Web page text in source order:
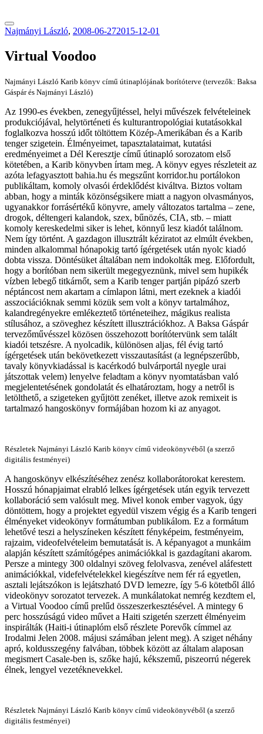
Najmányi László, 2008-06-272015-12-01
Virtual Voodoo
Najmányi László Karib könyv című útinaplójának borítóterve (tervezők: Baksa
Gáspár és Najmányi László)
Az 1990-es években, zenegyűjtéssel, helyi művészek felvételeinek
produkciójával, helytörténeti és kulturantropológiai kutatásokkal
foglalkozva hosszú időt töltöttem Közép-Amerikában és a Karib
tenger szigetein. Élményeimet, tapasztalataimat, kutatási
eredményeimet a Dél Keresztje című útinapló sorozatom első
kötetében, a Karib könyvben írtam meg. A könyv egyes részleteit az
azóta lefagyasztott bahia.hu és megszűnt korridor.hu portálokon
publikáltam, komoly olvasói érdeklődést kiváltva. Biztos voltam
abban, hogy a minták közönségsikere miatt a nagyon olvasmányos,
ugyanakkor forrásértékű könyvre, amely változatos tartalma – zene,
drogok, déltengeri kalandok, szex, bűnözés, CIA, stb. – miatt
komoly kereskedelmi siker is lehet, könnyű lesz kiadót találnom.
Nem így történt. A gazdagon illusztrált kéziratot az elmúlt években,
minden alkalommal hónapokig tartó ígérgetések után nyolc kiadó
dobta vissza. Döntésüket általában nem indokolták meg. Előfordult,
hogy a borítóban nem sikerült megegyeznünk, mivel sem hupikék
vízben lebegő titkárnőt, sem a Karib tenger partján pipázó szerb
néptáncost nem akartam a címlapon látni, mert ezeknek a kiadói
asszociációknak semmi közük sem volt a könyv tartalmához,
kalandregényekre emlékeztető történeteihez, mágikus realista
stílusához, a szöveghez készített illusztrációkhoz. A Baksa Gáspár
tervezőművésszel közösen összehozott borítótervünk sem talált
kiadói tetszésre. A nyolcadik, különösen aljas, fél évig tartó
ígérgetések után bekövetkezett visszautasítást (a legnépszerűbb,
tavaly könyvkiadással is kacérkodó bulvárportál nyegle urai
játszottak velem) lenyelve feladtam a könyv nyomtatásban való
megjelentetésének gondolatát és elhatároztam, hogy a netről is
letölthető, a szigeteken gyűjtött zenéket, illetve azok remixeit is
tartalmazó hangoskönyv formájában hozom ki az anyagot.
Részletek Najmányi László Karib könyv című videokönyvéből (a szerző
digitális festményei)
A hangoskönyv elkészítéséhez zenész kollaborátorokat kerestem.
Hosszú hónapjaimat elrabló lelkes ígérgetések után egyik tervezett
kollaboráció sem valósult meg. Mivel konok ember vagyok, úgy
döntöttem, hogy a projektet egyedül viszem végig és a Karib tengeri
élményeket videokönyv formátumban publikálom. Ez a formátum
lehetővé teszi a helyszíneken készített fényképeim, festményeim,
rajzaim, videofelvételeim bemutatását is. A képanyagot a munkáim
alapján készített számítógépes animációkkal is gazdagítani akarom.
Persze a mintegy 300 oldalnyi szöveg felolvasva, zenével aláfestett
animációkkal, videfelvételekkel kiegészítve nem fér rá egyetlen,
asztali lejátszókon is lejátszható DVD lemezre, így 5-6 kötetből álló
videokönyv sorozatot tervezek. A munkálatokat nemrég kezdtem el,
a Virtual Voodoo című prelűd összeszerkesztésével. A mintegy 6
perc hosszúságú video művet a Haiti szigetén szerzett élményeim
inspirálták (Haiti-i útinaplóm első részlete Porevők címmel az
Irodalmi Jelen 2008. májusi számában jelent meg). A sziget néhány
apró, koldusszegény falvában, többek között az általam alaposan
megismert Casale-ben is, szőke hajú, kékszemű, piszeorrú négerek
élnek, lengyel vezetéknevekkel.
Részletek Najmányi László Karib könyv című videokönyvéből (a szerző
digitális festményei)